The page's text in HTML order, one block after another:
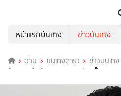
หน้าแรกบันเทิง
ข่าวบันเทิง
อ่าน บันเทิงดารา ข่าวบันเทิง
นักแสดงสังกัด GMMTV อย่างเป็นทางการ